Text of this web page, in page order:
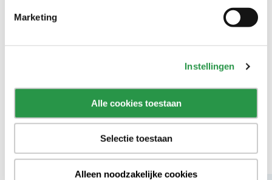
Marketing
Instellingen
Alle cookies toestaan
Selectie toestaan
Alleen noodzakelijke cookies
Downloads
Schoonmaak van (zakelijke) ruimtes en objecten
Verpleeghuis schoonmaak